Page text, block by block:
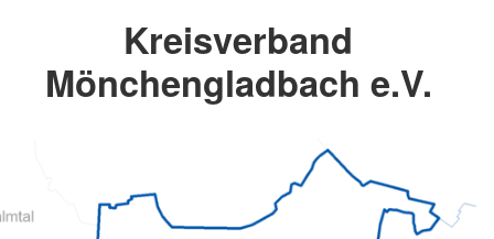
Kreisverband
Mönchengladbach e.V.